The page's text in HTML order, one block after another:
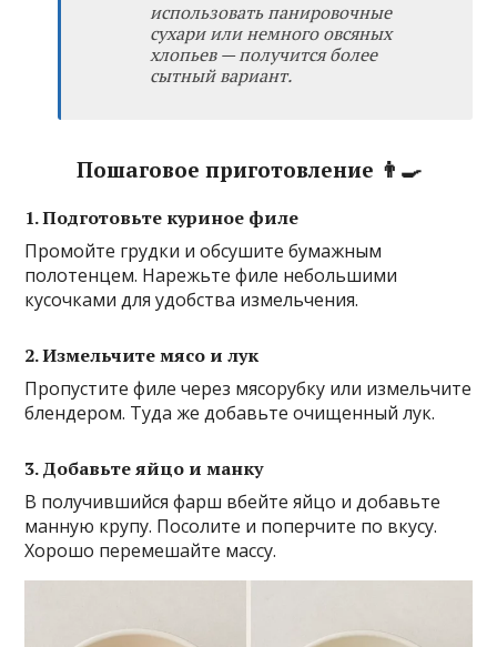
использовать панировочные
сухари или немного овсяных
хлопьев — получится более
сытный вариант.
Пошаговое приготовление 👨‍🍳
1. Подготовьте куриное филе
Промойте грудки и обсушите бумажным
полотенцем. Нарежьте филе небольшими
кусочками для удобства измельчения.
2. Измельчите мясо и лук
Пропустите филе через мясорубку или измельчите
блендером. Туда же добавьте очищенный лук.
3. Добавьте яйцо и манку
В получившийся фарш вбейте яйцо и добавьте
манную крупу. Посолите и поперчите по вкусу.
Хорошо перемешайте массу.